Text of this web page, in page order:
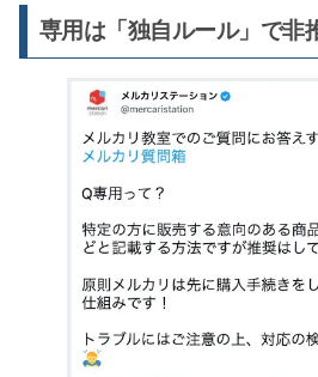
専用は「独自ルール」で非